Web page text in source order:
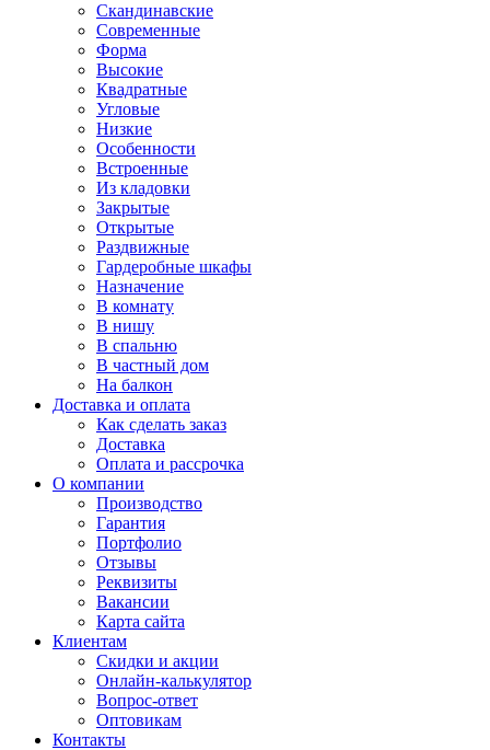
Скандинавские
Современные
Форма
Высокие
Квадратные
Угловые
Низкие
Особенности
Встроенные
Из кладовки
Закрытые
Открытые
Раздвижные
Гардеробные шкафы
Назначение
В комнату
В нишу
В спальню
В частный дом
На балкон
Доставка и оплата
Как сделать заказ
Доставка
Оплата и рассрочка
О компании
Производство
Гарантия
Портфолио
Отзывы
Реквизиты
Вакансии
Карта сайта
Клиентам
Скидки и акции
Онлайн-калькулятор
Вопрос-ответ
Оптовикам
Контакты